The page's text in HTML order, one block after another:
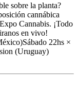
sobre la planta?
cannábica
Cannabis. ¡Todo
en vivo!
22hs ×
(Uruguay)